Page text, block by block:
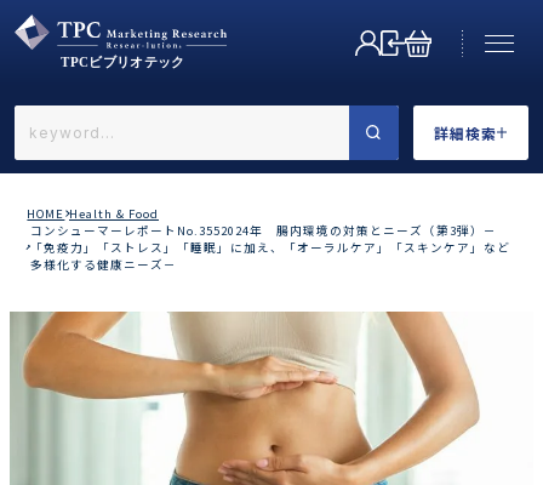
詳細検索
←戻る
業界で選ぶ
HOME Health & Food
コンシューマーレポートNo.3552024年 腸内環境の対策とニーズ（第3弾）－
「免疫力」「ストレス」「睡眠」に加え、「オーラルケア」「スキンケア」など
多様化する健康ニーズ－